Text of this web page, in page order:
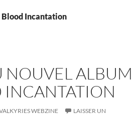
Incantation
NOUVEL ALBUM
INCANTATION
WEBZINE
LAISSER UN